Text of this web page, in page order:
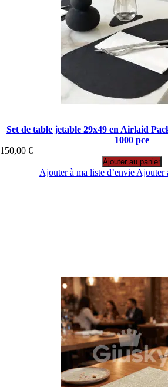
Set de table jetable 29x49 en Airlaid
1000 pce
150,00 €
Ajouter au panier
Ajouter à ma liste d’envie Ajouter